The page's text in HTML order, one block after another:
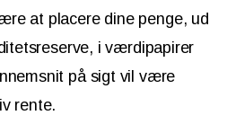
at placere dine penge, ud
i værdipapirer
på sigt vil være
rente.